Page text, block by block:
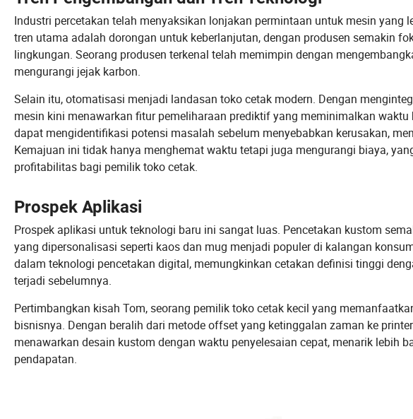
Industri percetakan telah menyaksikan lonjakan permintaan untuk mesin yang
tren utama adalah dorongan untuk keberlanjutan, dengan produsen semakin
lingkungan. Seorang produsen terkenal telah memimpin dengan
mengurangi jejak karbon.
Selain itu, otomatisasi menjadi landasan toko cetak modern. Dengan
mesin kini menawarkan fitur pemeliharaan prediktif yang meminimalkan
dapat mengidentifikasi potensi masalah sebelum menyebabkan kerusakan,
Kemajuan ini tidak hanya menghemat waktu tetapi juga mengurangi biaya,
profitabilitas bagi pemilik toko cetak.
Prospek Aplikasi
Prospek aplikasi untuk teknologi baru ini sangat luas. Pencetakan kustom
yang dipersonalisasi seperti kaos dan mug menjadi populer di kalangan
dalam teknologi pencetakan digital, memungkinkan cetakan definisi tinggi
terjadi sebelumnya.
Pertimbangkan kisah Tom, seorang pemilik toko cetak kecil yang
bisnisnya. Dengan beralih dari metode offset yang ketinggalan zaman ke
menawarkan desain kustom dengan waktu penyelesaian cepat, menarik lebih
pendapatan.